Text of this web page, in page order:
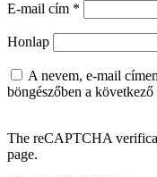
E-mail cím *
Honlap
A nevem, e-mail
böngészőben a
The reCAPTCHA
page.